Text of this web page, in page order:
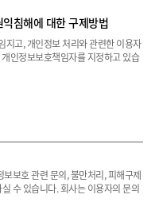
침해에 대한 구제방법
지고, 개인정보 처리와 관련한 이용자
인정보보호책임자를 지정하고 있습
보호 관련 문의, 불만처리, 피해구제
수 있습니다. 회사는 이용자의 문의